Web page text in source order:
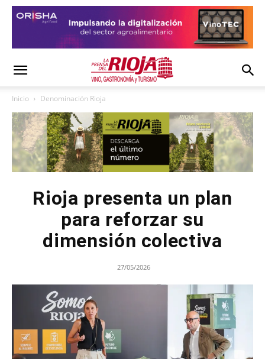
Inicio Denominación Rioja
Rioja presenta un plan
para reforzar su
dimensión colectiva
27/05/2026